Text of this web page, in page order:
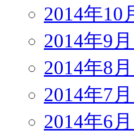
2014年10
2014年9
2014年8
2014年7
2014年6